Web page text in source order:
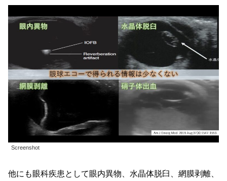
Screenshot
他にも眼科疾患として眼内異物、水晶体脱臼、網膜剥離、